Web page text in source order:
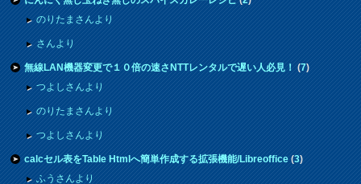
のりたまさんより
さんより
無線LAN機器変更で１０倍の速さNTTレンタルで遅い人必見！(7)
つよしさんより
のりたまさんより
つよしさんより
calcセル表をTable Htmlへ簡単作成する拡張機能/Libreoffice(3)
ふうさんより